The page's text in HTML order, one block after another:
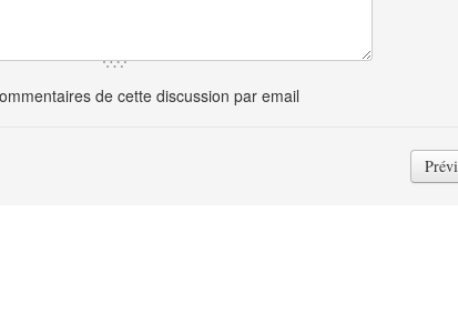
de cette discussion par email